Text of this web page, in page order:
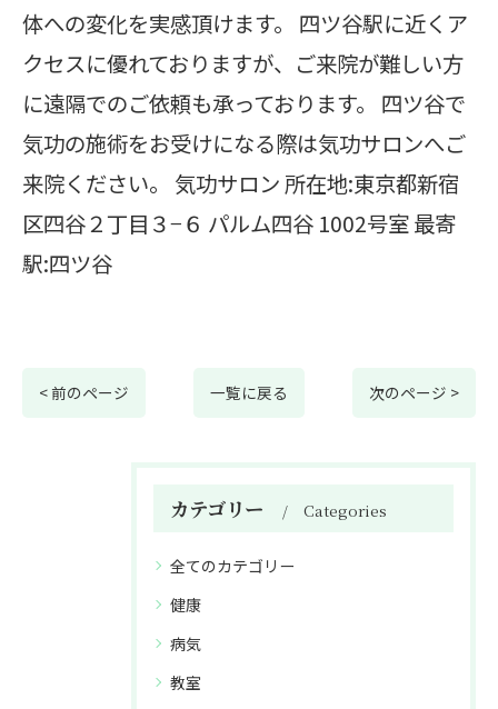
体への変化を実感頂けます。 四ツ谷駅に近くア
クセスに優れておりますが、ご来院が難しい方
に遠隔でのご依頼も承っております。 四ツ谷で
気功の施術をお受けになる際は気功サロンへご
来院ください。 気功サロン 所在地:東京都新宿
区四谷２丁目３−６ パルム四谷 1002号室 最寄
駅:四ツ谷
< 前のページ 一覧に戻る 次のページ >
カテゴリー Categories
全てのカテゴリー
健康
病気
教室